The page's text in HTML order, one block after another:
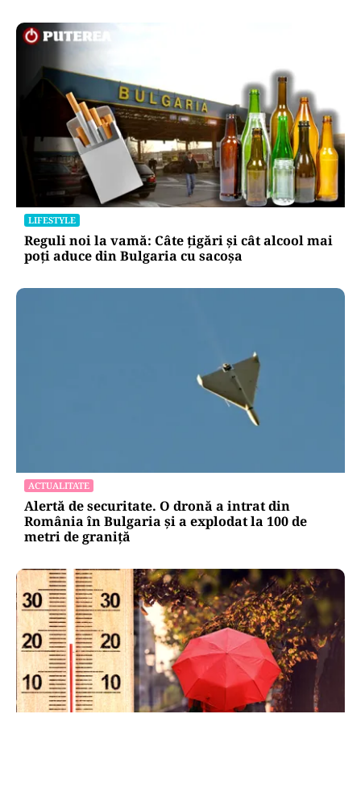
LIFESTYLE
Reguli noi la vamă: Câte țigări și cât alcool mai
poți aduce din Bulgaria cu sacoșa
ACTUALITATE
Alertă de securitate. O dronă a intrat din
România în Bulgaria şi a explodat la 100 de
metri de graniţă